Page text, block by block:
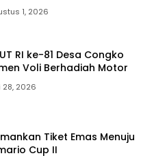
1, 2026
RI ke-81 Desa Congko
Voli Berhadiah Motor
28, 2026
Tiket Emas Menuju
Cup II